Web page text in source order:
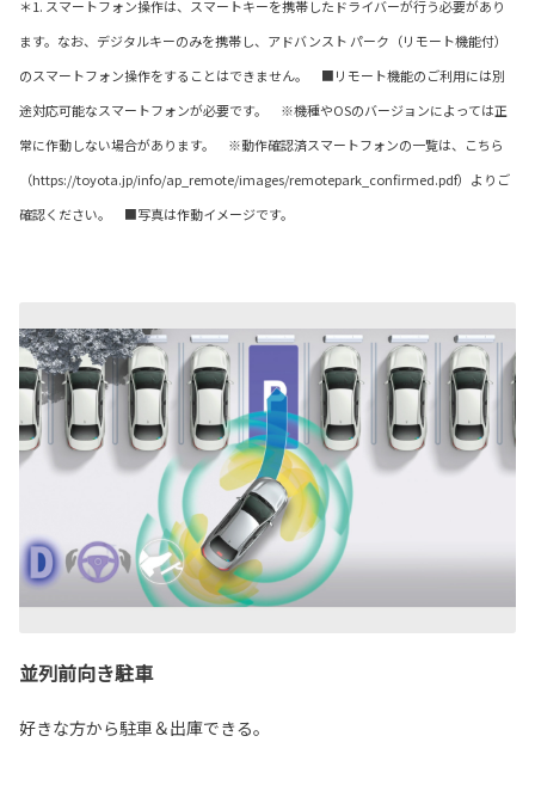
＊1. スマートフォン操作は、スマートキーを携帯したドライバーが行う必要があり
ます。なお、デジタルキーのみを携帯し、アドバンスト パーク（リモート機能付）
のスマートフォン操作をすることはできません。 ■リモート機能のご利用には別
途対応可能なスマートフォンが必要です。 ※機種やOSのバージョンによっては正
常に作動しない場合があります。 ※動作確認済スマートフォンの一覧は、こちら
（https://toyota.jp/info/ap_remote/images/remotepark_confirmed.pdf）よりご
確認ください。 ■写真は作動イメージです。
並列前向き駐車
好きな方から駐車＆出庫できる。